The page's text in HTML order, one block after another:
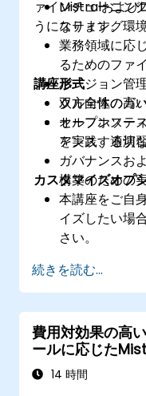
ァインチューニン
うになります。
Mistralおよび
スティング環
業務領域に応
るためのファ
バージョン管
クル全体のガ
オープンソー
アンス、適切
講座形式
双方向性の高
セルフホステ
を実践する演
ガバナンスお
構築のための
カスタマイズオプ
本講座をご自
イズしたい場
さい。
続きを読む...
費用対効果の高
ールに応じた
とコスト最適化）
14 時間